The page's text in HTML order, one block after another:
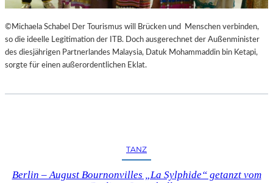
©Michaela Schabel Der Tourismus will Brücken und Menschen verbinden,
so die ideelle Legitimation der ITB. Doch ausgerechnet der Außenminister
des diesjährigen Partnerlandes Malaysia, Datuk Mohammaddin bin Ketapi,
sorgte für einen außerordentlichen Eklat.
TANZ
Berlin – August Bournonvilles „La Sylphide“ getanzt vom